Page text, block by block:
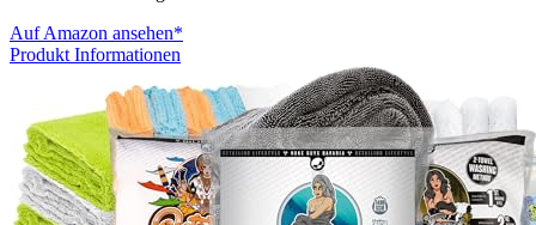
Auf Amazon ansehen*
Produkt Informationen